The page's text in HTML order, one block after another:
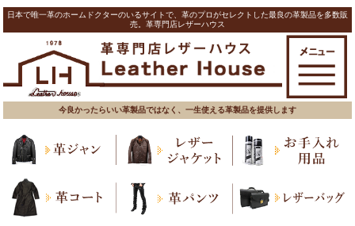
日本で唯一革のホームドクターのいるサイトで、革のプロがセレクトした最良の革製品を多数販
売。革専門店レザーハウス
今良かったらいい革製品ではなく、一生使える革製品を提供します